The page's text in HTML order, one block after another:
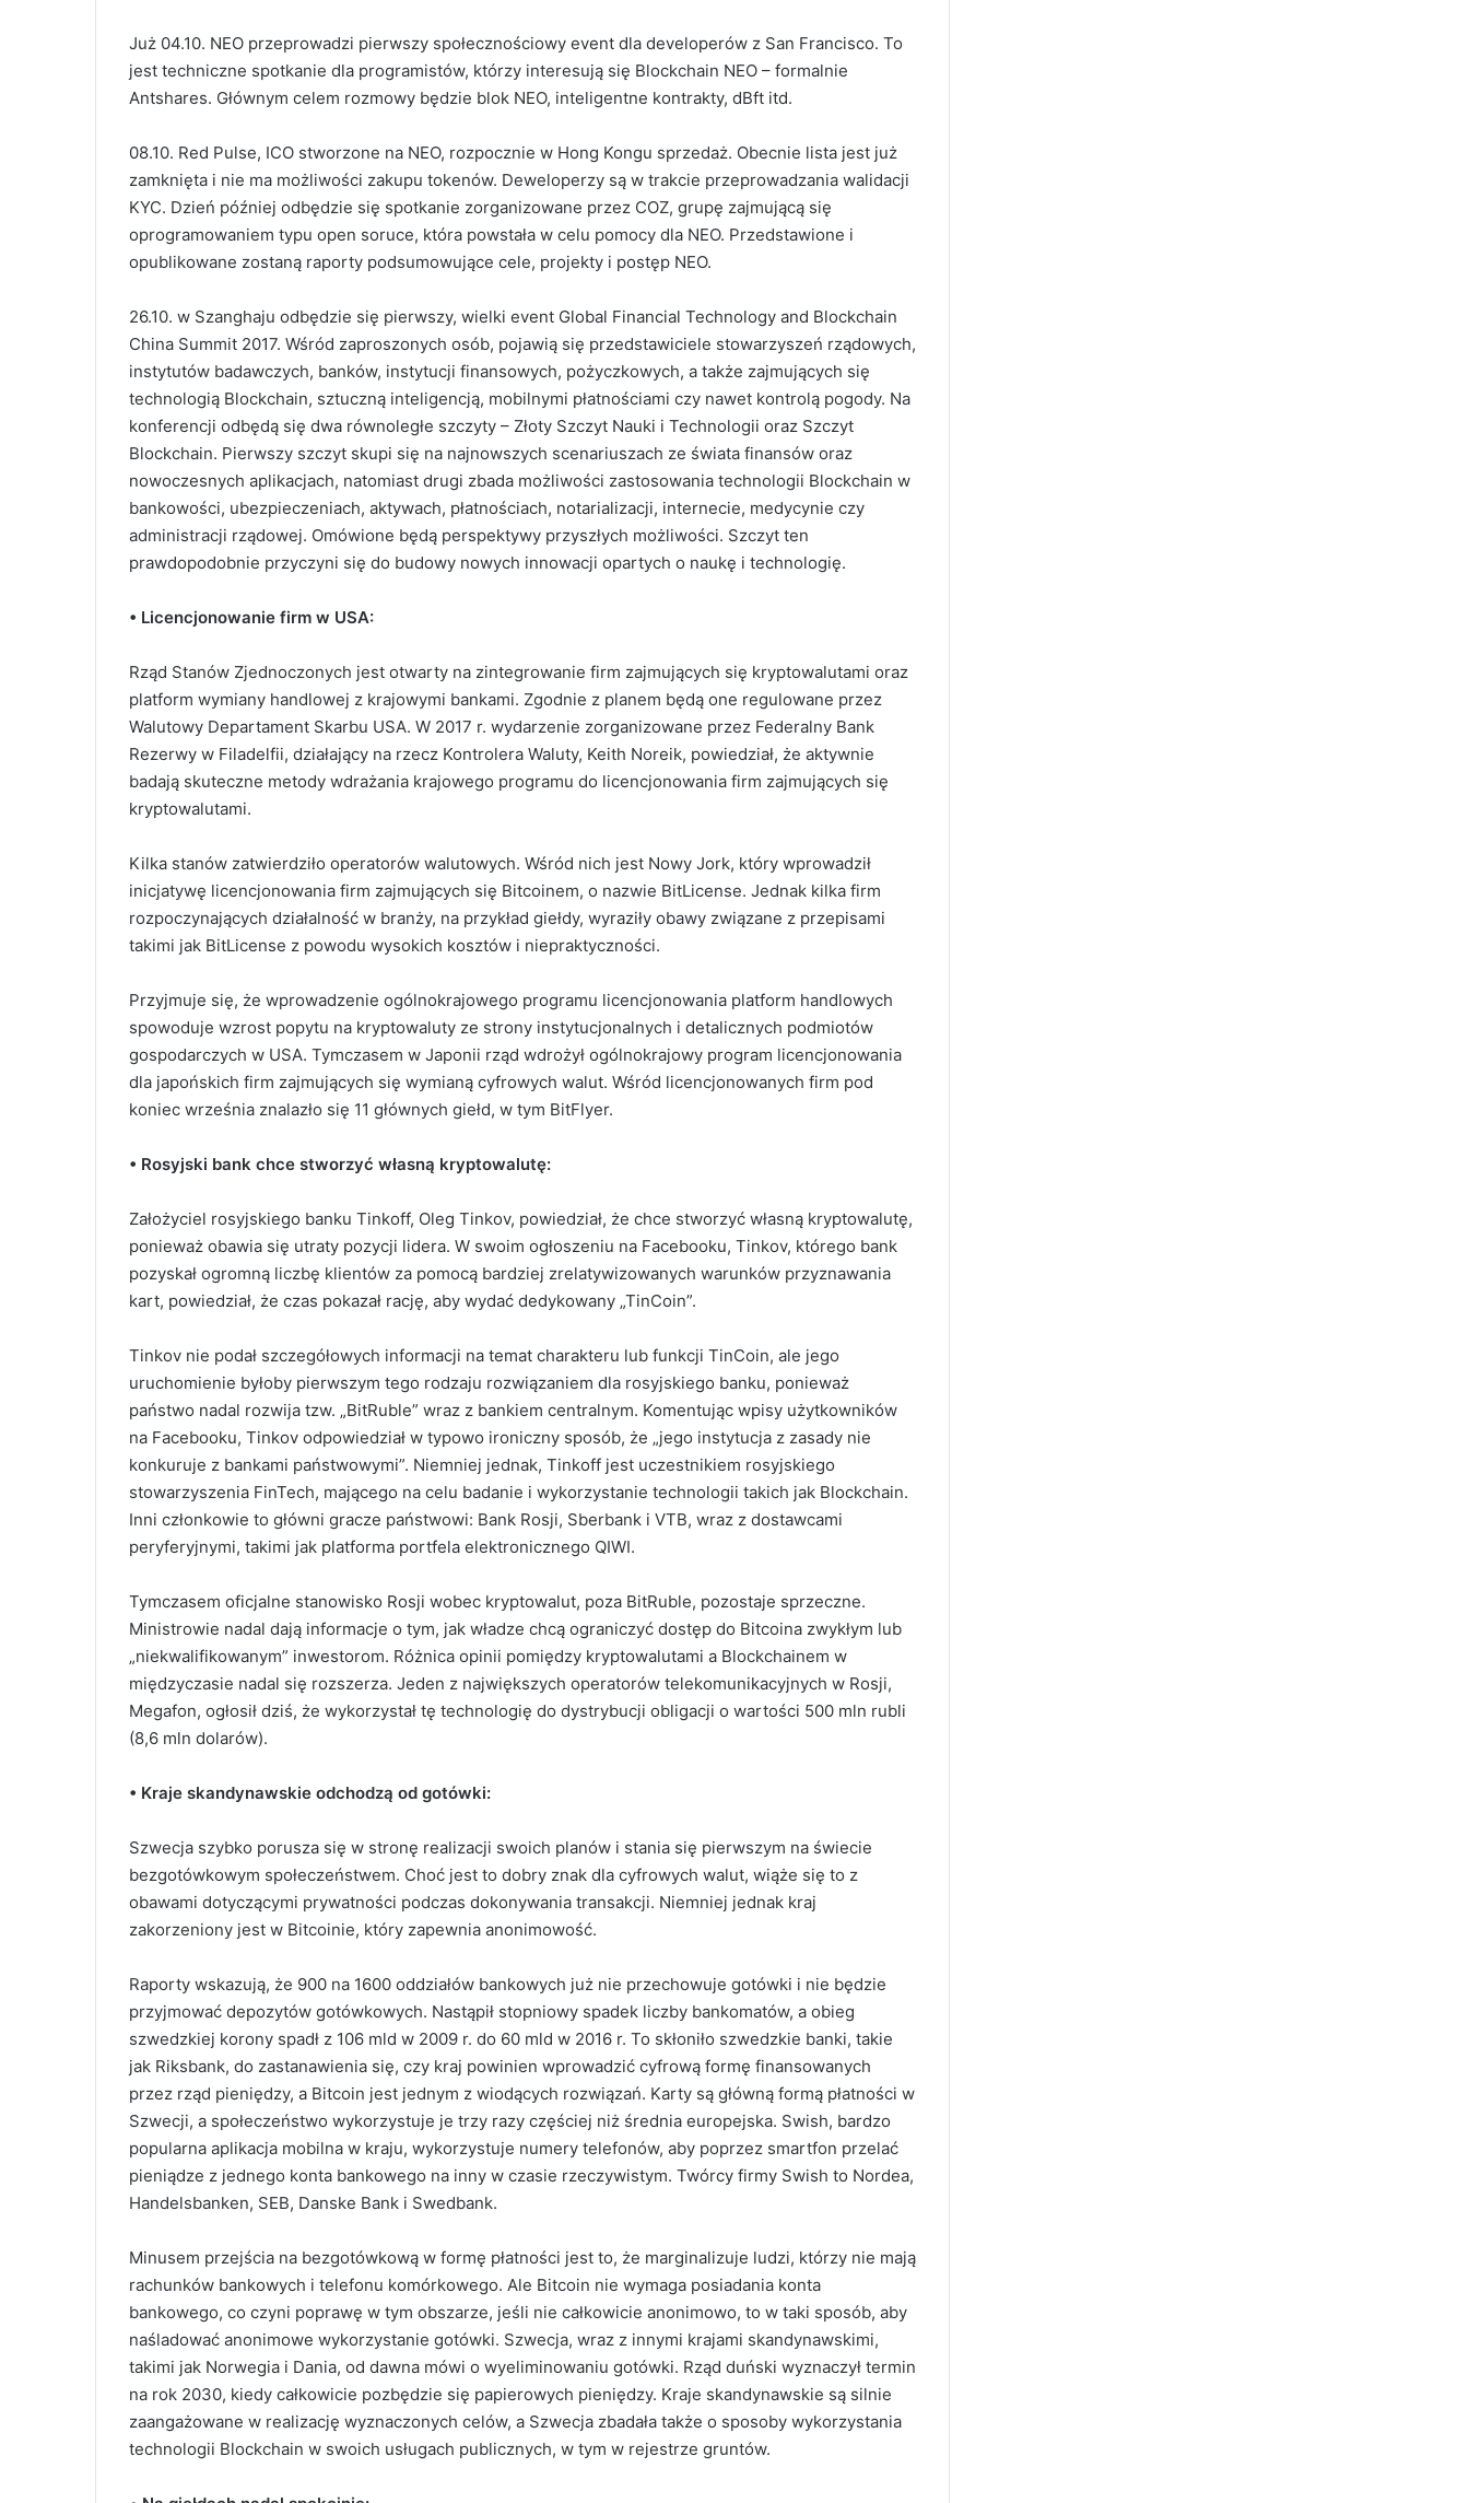
Już 04.10. NEO przeprowadzi pierwszy społecznościowy event dla developerów z San Francisco. To
jest techniczne spotkanie dla programistów, którzy interesują się Blockchain NEO – formalnie
Antshares. Głównym celem rozmowy będzie blok NEO, inteligentne kontrakty, dBft itd.
08.10. Red Pulse, ICO stworzone na NEO, rozpocznie w Hong Kongu sprzedaż. Obecnie lista jest już
zamknięta i nie ma możliwości zakupu tokenów. Deweloperzy są w trakcie przeprowadzania walidacji
KYC. Dzień później odbędzie się spotkanie zorganizowane przez COZ, grupę zajmującą się
oprogramowaniem typu open soruce, która powstała w celu pomocy dla NEO. Przedstawione i
opublikowane zostaną raporty podsumowujące cele, projekty i postęp NEO.
26.10. w Szanghaju odbędzie się pierwszy, wielki event Global Financial Technology and Blockchain
China Summit 2017. Wśród zaproszonych osób, pojawią się przedstawiciele stowarzyszeń rządowych,
instytutów badawczych, banków, instytucji finansowych, pożyczkowych, a także zajmujących się
technologią Blockchain, sztuczną inteligencją, mobilnymi płatnościami czy nawet kontrolą pogody. Na
konferencji odbędą się dwa równoległe szczyty – Złoty Szczyt Nauki i Technologii oraz Szczyt
Blockchain. Pierwszy szczyt skupi się na najnowszych scenariuszach ze świata finansów oraz
nowoczesnych aplikacjach, natomiast drugi zbada możliwości zastosowania technologii Blockchain w
bankowości, ubezpieczeniach, aktywach, płatnościach, notarializacji, internecie, medycynie czy
administracji rządowej. Omówione będą perspektywy przyszłych możliwości. Szczyt ten
prawdopodobnie przyczyni się do budowy nowych innowacji opartych o naukę i technologię.
• Licencjonowanie firm w USA:
Rząd Stanów Zjednoczonych jest otwarty na zintegrowanie firm zajmujących się kryptowalutami oraz
platform wymiany handlowej z krajowymi bankami. Zgodnie z planem będą one regulowane przez
Walutowy Departament Skarbu USA. W 2017 r. wydarzenie zorganizowane przez Federalny Bank
Rezerwy w Filadelfii, działający na rzecz Kontrolera Waluty, Keith Noreik, powiedział, że aktywnie
badają skuteczne metody wdrażania krajowego programu do licencjonowania firm zajmujących się
kryptowalutami.
Kilka stanów zatwierdziło operatorów walutowych. Wśród nich jest Nowy Jork, który wprowadził
inicjatywę licencjonowania firm zajmujących się Bitcoinem, o nazwie BitLicense. Jednak kilka firm
rozpoczynających działalność w branży, na przykład giełdy, wyraziły obawy związane z przepisami
takimi jak BitLicense z powodu wysokich kosztów i niepraktyczności.
Przyjmuje się, że wprowadzenie ogólnokrajowego programu licencjonowania platform handlowych
spowoduje wzrost popytu na kryptowaluty ze strony instytucjonalnych i detalicznych podmiotów
gospodarczych w USA. Tymczasem w Japonii rząd wdrożył ogólnokrajowy program licencjonowania
dla japońskich firm zajmujących się wymianą cyfrowych walut. Wśród licencjonowanych firm pod
koniec września znalazło się 11 głównych giełd, w tym BitFlyer.
• Rosyjski bank chce stworzyć własną kryptowalutę:
Założyciel rosyjskiego banku Tinkoff, Oleg Tinkov, powiedział, że chce stworzyć własną kryptowalutę,
ponieważ obawia się utraty pozycji lidera. W swoim ogłoszeniu na Facebooku, Tinkov, którego bank
pozyskał ogromną liczbę klientów za pomocą bardziej zrelatywizowanych warunków przyznawania
kart, powiedział, że czas pokazał rację, aby wydać dedykowany „TinCoin”.
Tinkov nie podał szczegółowych informacji na temat charakteru lub funkcji TinCoin, ale jego
uruchomienie byłoby pierwszym tego rodzaju rozwiązaniem dla rosyjskiego banku, ponieważ
państwo nadal rozwija tzw. „BitRuble” wraz z bankiem centralnym. Komentując wpisy użytkowników
na Facebooku, Tinkov odpowiedział w typowo ironiczny sposób, że „jego instytucja z zasady nie
konkuruje z bankami państwowymi”. Niemniej jednak, Tinkoff jest uczestnikiem rosyjskiego
stowarzyszenia FinTech, mającego na celu badanie i wykorzystanie technologii takich jak Blockchain.
Inni członkowie to główni gracze państwowi: Bank Rosji, Sberbank i VTB, wraz z dostawcami
peryferyjnymi, takimi jak platforma portfela elektronicznego QIWI.
Tymczasem oficjalne stanowisko Rosji wobec kryptowalut, poza BitRuble, pozostaje sprzeczne.
Ministrowie nadal dają informacje o tym, jak władze chcą ograniczyć dostęp do Bitcoina zwykłym lub
„niekwalifikowanym” inwestorom. Różnica opinii pomiędzy kryptowalutami a Blockchainem w
międzyczasie nadal się rozszerza. Jeden z największych operatorów telekomunikacyjnych w Rosji,
Megafon, ogłosił dziś, że wykorzystał tę technologię do dystrybucji obligacji o wartości 500 mln rubli
(8,6 mln dolarów).
• Kraje skandynawskie odchodzą od gotówki:
Szwecja szybko porusza się w stronę realizacji swoich planów i stania się pierwszym na świecie
bezgotówkowym społeczeństwem. Choć jest to dobry znak dla cyfrowych walut, wiąże się to z
obawami dotyczącymi prywatności podczas dokonywania transakcji. Niemniej jednak kraj
zakorzeniony jest w Bitcoinie, który zapewnia anonimowość.
Raporty wskazują, że 900 na 1600 oddziałów bankowych już nie przechowuje gotówki i nie będzie
przyjmować depozytów gotówkowych. Nastąpił stopniowy spadek liczby bankomatów, a obieg
szwedzkiej korony spadł z 106 mld w 2009 r. do 60 mld w 2016 r. To skłoniło szwedzkie banki, takie
jak Riksbank, do zastanawienia się, czy kraj powinien wprowadzić cyfrową formę finansowanych
przez rząd pieniędzy, a Bitcoin jest jednym z wiodących rozwiązań. Karty są główną formą płatności w
Szwecji, a społeczeństwo wykorzystuje je trzy razy częściej niż średnia europejska. Swish, bardzo
popularna aplikacja mobilna w kraju, wykorzystuje numery telefonów, aby poprzez smartfon przelać
pieniądze z jednego konta bankowego na inny w czasie rzeczywistym. Twórcy firmy Swish to Nordea,
Handelsbanken, SEB, Danske Bank i Swedbank.
Minusem przejścia na bezgotówkową w formę płatności jest to, że marginalizuje ludzi, którzy nie mają
rachunków bankowych i telefonu komórkowego. Ale Bitcoin nie wymaga posiadania konta
bankowego, co czyni poprawę w tym obszarze, jeśli nie całkowicie anonimowo, to w taki sposób, aby
naśladować anonimowe wykorzystanie gotówki. Szwecja, wraz z innymi krajami skandynawskimi,
takimi jak Norwegia i Dania, od dawna mówi o wyeliminowaniu gotówki. Rząd duński wyznaczył termin
na rok 2030, kiedy całkowicie pozbędzie się papierowych pieniędzy. Kraje skandynawskie są silnie
zaangażowane w realizację wyznaczonych celów, a Szwecja zbadała także o sposoby wykorzystania
technologii Blockchain w swoich usługach publicznych, w tym w rejestrze gruntów.